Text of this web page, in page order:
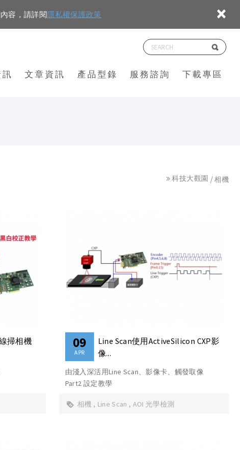
容，請詳閱隱私權保護政策 ×
文章資訊 產品型錄 服務諮詢 下載專區
科技大觀園 相機
掃相機
09
APR
Line Scan使用ActiveSilicon CXP影
像...
由淺入深活用Line Scan、影像卡、觸發取像
Part2 設定教學
相機 Line Scan AOI 光學檢測